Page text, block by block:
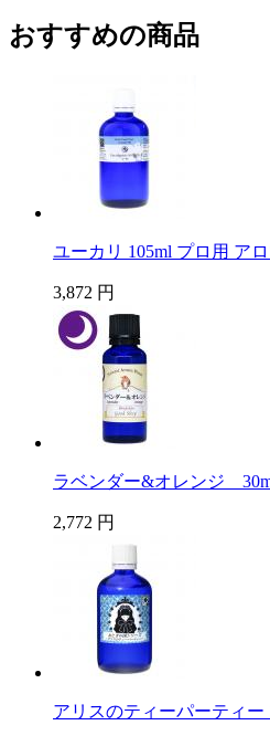
おすすめの商品
ユーカリ 105ml プロ用 ア
3,872 円
ラベンダー&オレンジ
2,772 円
アリスのティーパーティー